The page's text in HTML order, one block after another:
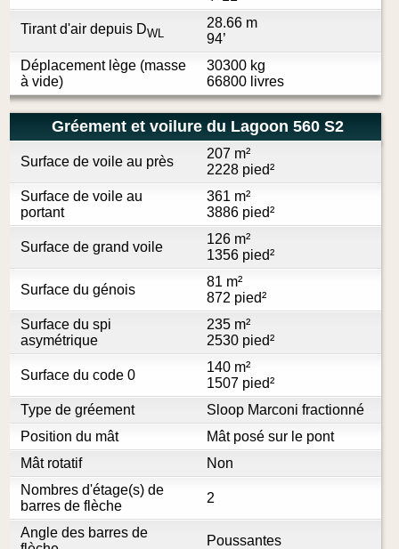
Tirant d'air depuis DWL
28.66 m
94’
Déplacement lège (masse
à vide)
30300 kg
66800 livres
Gréement et voilure du Lagoon 560 S2
Surface de voile au près
207 m²
2228 pied²
Surface de voile au
portant
361 m²
3886 pied²
Surface de grand voile
126 m²
1356 pied²
Surface du génois
81 m²
872 pied²
Surface du spi
asymétrique
235 m²
2530 pied²
Surface du code 0
140 m²
1507 pied²
Type de gréement
Sloop Marconi fractionné
Position du mât
Mât posé sur le pont
Mât rotatif
Non
Nombres d'étage(s) de
barres de flèche
2
Angle des barres de
Poussantes